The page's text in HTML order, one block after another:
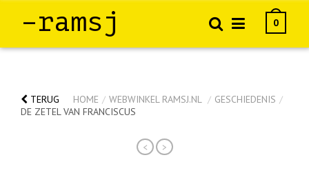
–ramsj 0
TERUG HOME / WEBWINKEL RAMSJ.NL / GESCHIEDENIS /
DE ZETEL VAN FRANCISCUS
< >